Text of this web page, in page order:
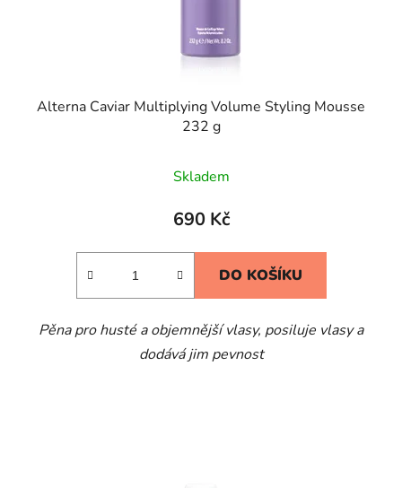
Alterna Caviar Multiplying Volume Styling Mousse
232 g
Skladem
690 Kč
DO KOŠÍKU
Pěna pro husté a objemnější vlasy, posiluje vlasy a
dodává jim pevnost